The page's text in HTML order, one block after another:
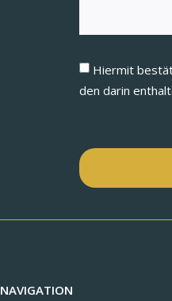
Hiermit
den darin
NAVIGATION